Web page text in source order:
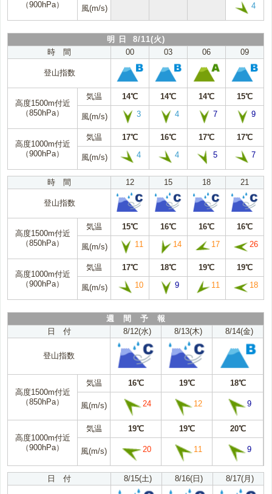
（900hPa）
風(m/s) 4
明 日 8/11(火)
時 間
00 03 06 09
登山指数
高度1500m付近
（850hPa）
気温 14℃ 14℃ 14℃ 15℃
風(m/s) 3 4 7 9
高度1000m付近
（900hPa）
気温 17℃ 16℃ 17℃ 17℃
風(m/s) 4 4 5 7
時 間 12 15 18 21
登山指数
高度1500m付近
（850hPa）
気温 15℃ 16℃ 16℃ 16℃
風(m/s) 11 14 17 26
高度1000m付近
（900hPa）
気温 17℃ 18℃ 19℃ 19℃
風(m/s) 10 9 11 18
週 間 予 報
日 付
8/12(水) 8/13(木) 8/14(金)
登山指数
高度1500m付近
（850hPa）
気温 16℃ 19℃ 18℃
風(m/s) 24 12 9
高度1000m付近
（900hPa）
気温 19℃ 19℃ 20℃
風(m/s) 20 11 9
日 付 8/15(土) 8/16(日) 8/17(月)